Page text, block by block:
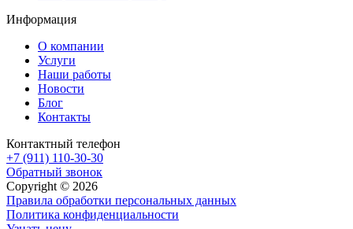
Информация
О компании
Услуги
Наши работы
Новости
Блог
Контакты
Контактный телефон
+7 (911) 110-30-30
Обратный звонок
Copyright © 2026
Правила обработки персональных данных
Политика конфиденциальности